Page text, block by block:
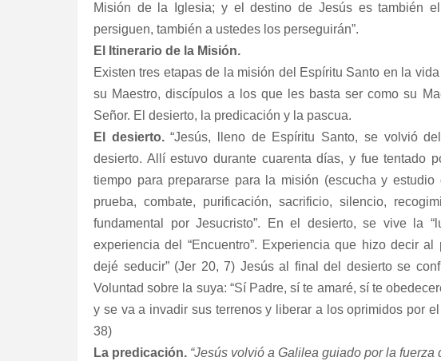
Misión de la Iglesia; y el destino de Jesús es también
persiguen, también a ustedes los perseguirán”.
El Itinerario de la Misión.
Existen tres etapas de la misión del Espíritu Santo en la
su Maestro, discípulos a los que les basta ser como su
Señor. El desierto, la predicación y la pascua.
El desierto.“Jesús, lleno de Espíritu Santo, se volvió
desierto. Allí estuvo durante cuarenta días, y fue tentado
tiempo para prepararse para la misión (escucha y
prueba, combate, purificación, sacrificio, silencio,
fundamental por Jesucristo”. En el desierto, se vive la
experiencia del “Encuentro”. Experiencia que hizo decir
dejé seducir” (Jer 20, 7) Jesús al final del desierto se
Voluntad sobre la suya: “Sí Padre, sí te amaré, sí te
y se va a invadir sus terrenos y liberar a los oprimidos por
38)
La predicación. “Jesús volvió a Galilea guiado por la